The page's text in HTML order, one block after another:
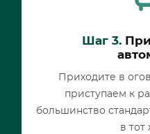
Шаг 3.
Приходите в
приступаем к
большинство
в тот